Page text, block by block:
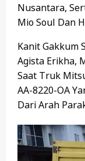
Nusantara,
Mio Soul Dan
Kanit Gakkum
Agista Erikha,
Saat Truk
AA-8220-OA
Dari Arah